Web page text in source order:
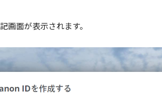
画面が表示されます。